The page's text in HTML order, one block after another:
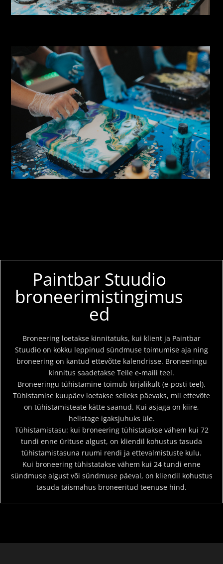
Paintbar Stuudio
broneerimistingimus
ed
Broneering loetakse kinnitatuks, kui klient ja Paintbar
Stuudio on kokku leppinud sündmuse toimumise aja ning
broneering on kantud ettevõtte kalendrisse. Broneeringu
kinnitus saadetakse Teile e-maili teel.
Broneeringu tühistamine toimub kirjalikult (e-posti teel).
Tühistamise kuupäev loetakse selleks päevaks, mil ettevõte
on tühistamisteate kätte saanud. Kui asjaga on kiire,
helistage igaksjuhuks üle.
Tühistamistasu: kui broneering tühistatakse vähem kui 72
tundi enne ürituse algust, on kliendil kohustus tasuda
tühistamistasuna ruumi rendi ja ettevalmistuste kulu.
Kui broneering tühistatakse vähem kui 24 tundi enne
sündmuse algust või sündmuse päeval, on kliendil kohustus
tasuda täismahus broneeritud teenuse hind.